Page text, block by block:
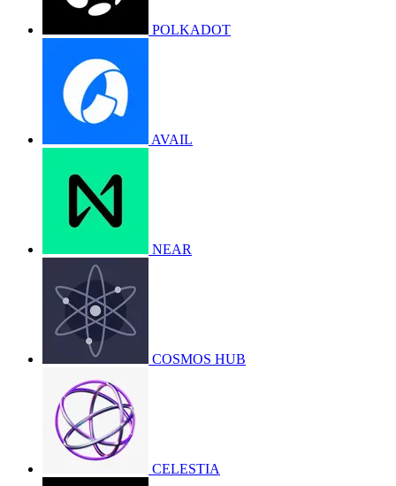
POLKADOT
AVAIL
NEAR
COSMOS HUB
CELESTIA